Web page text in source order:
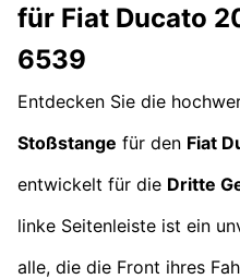
für Fiat Ducato
6539
Entdecken Sie die
Stoßstange für den Fiat
entwickelt für die Dritte
linke Seitenleiste ist ein
alle, die die Front ihres